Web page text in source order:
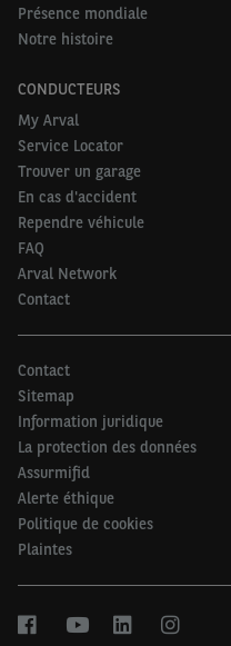
Présence mondiale
Notre histoire
CONDUCTEURS
My Arval
Service Locator
Trouver un garage
En cas d'accident
Rependre véhicule
FAQ
Arval Network
Contact
Contact
Sitemap
Information juridique
La protection des données
Assurmifid
Alerte éthique
Politique de cookies
Plaintes